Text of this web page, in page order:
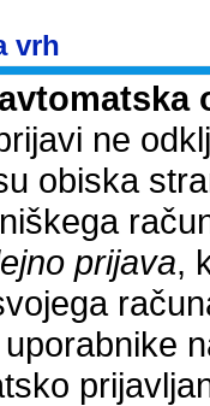
vrh
ne
obiska
prijava,